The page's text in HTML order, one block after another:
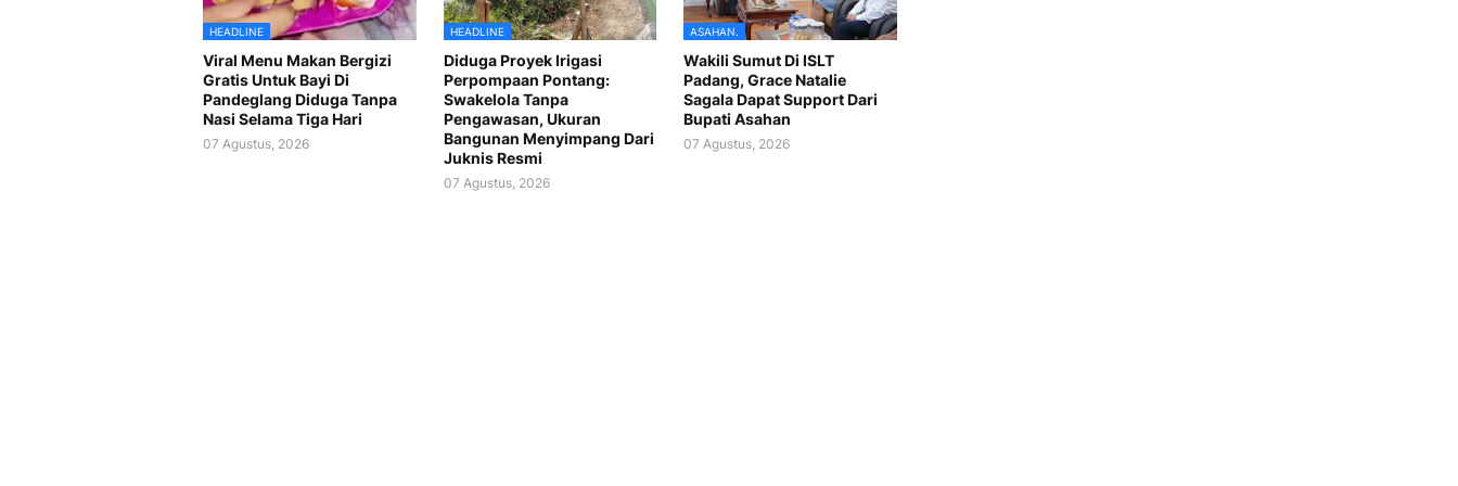
HEADLINE
Viral Menu Makan Bergizi
Gratis Untuk Bayi Di
Pandeglang Diduga Tanpa
Nasi Selama Tiga Hari
07 Agustus, 2026
HEADLINE
Diduga Proyek Irigasi
Perpompaan Pontang:
Swakelola Tanpa
Pengawasan, Ukuran
Bangunan Menyimpang Dari
Juknis Resmi
07 Agustus, 2026
ASAHAN.
Wakili Sumut Di ISLT
Padang, Grace Natalie
Sagala Dapat Support Dari
Bupati Asahan
07 Agustus, 2026